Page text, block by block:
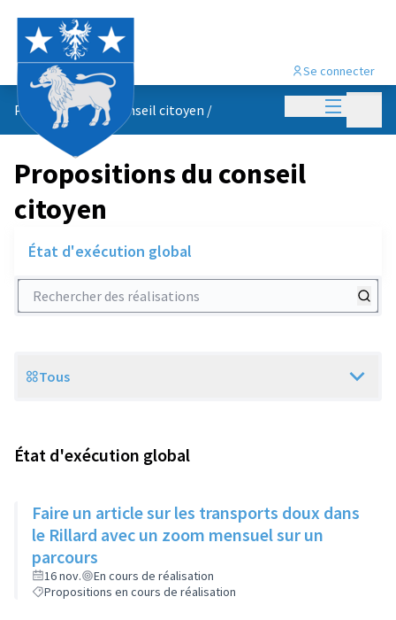
Menu
Se connecter
Propositions du conseil citoyen /
Propositions du conseil
citoyen
État d'exécution global
Rechercher des réalisations
Scope
Tous
État d'exécution global
Faire un article sur les transports doux dans
le Rillard avec un zoom mensuel sur un
parcours
16 nov.
En cours de réalisation
Propositions en cours de réalisation